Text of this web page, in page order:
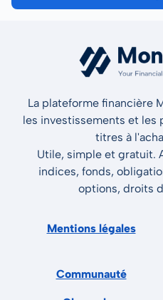
La plateforme financière
les investissements et
titres à
Utile, simple et gratuit.
indices, fonds,
options, droits
Mentions légales
Communauté